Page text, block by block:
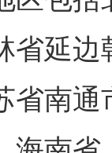
省延
省南